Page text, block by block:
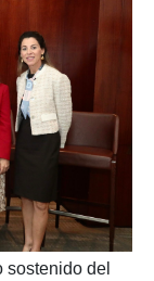
sostenido del